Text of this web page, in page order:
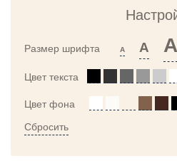
Размер шрифта A A A
Цвет текста
Цвет фона
Сбросить